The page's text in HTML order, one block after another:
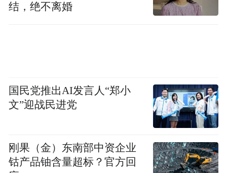
结，绝不离婚
国民党推出AI发言人“郑小
文”迎战民进党
刚果（金）东南部中资企业
钴产品铀含量超标？官方回